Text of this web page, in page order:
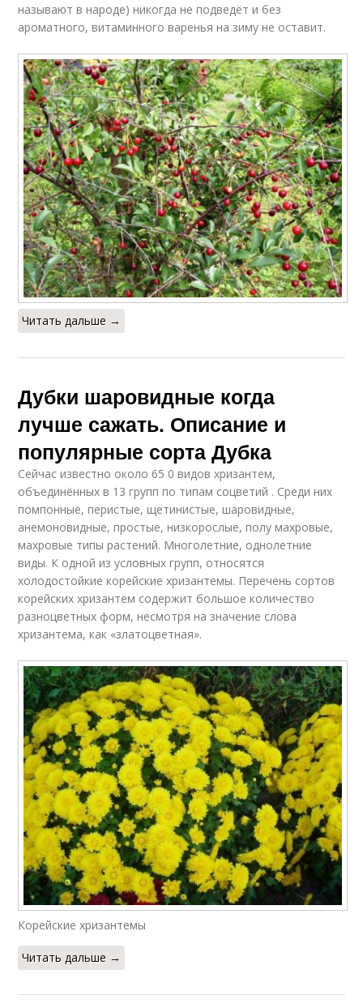
называют в народе) никогда не подведёт и без
ароматного, витаминного варенья на зиму не оставит.
Читать дальше →
Дубки шаровидные когда
лучше сажать. Описание и
популярные сорта Дубка
Сейчас известно около 65 0 видов хризантем,
объединённых в 13 групп по типам соцветий . Среди них
помпонные, перистые, щетинистые, шаровидные,
анемоновидные, простые, низкорослые, полу махровые,
махровые типы растений. Многолетние, однолетние
виды. К одной из условных групп, относятся
холодостойкие корейские хризантемы. Перечень сортов
корейских хризантем содержит большое количество
разноцветных форм, несмотря на значение слова
хризантема, как «златоцветная».
Корейские хризантемы
Читать дальше →